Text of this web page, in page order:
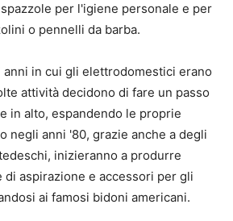
per l'igiene personale e per
o pennelli da barba.
anni in cui gli elettrodomestici erano
attività decidono di fare un passo
in alto, espandendo le proprie
negli anni '80, grazie anche a degli
inizieranno a produrre
di aspirazione e accessori per gli
ai famosi bidoni americani.